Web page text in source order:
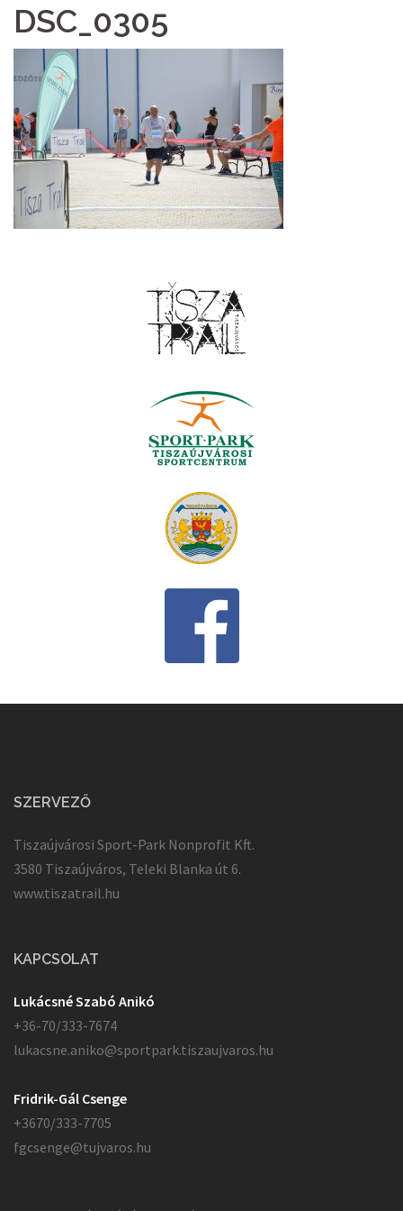
DSC_0305
SZERVEZŐ
Tiszaújvárosi Sport-Park Nonprofit Kft.
3580 Tiszaújváros, Teleki Blanka út 6.
www.tiszatrail.hu
KAPCSOLAT
Lukácsné Szabó Anikó
+36-70/333-7674
lukacsne.aniko@sportpark.tiszaujvaros.hu
Fridrik-Gál Csenge
+3670/333-7705
fgcsenge@tujvaros.hu